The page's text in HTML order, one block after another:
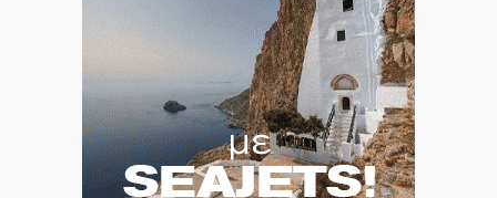
πιλότος του ελικοπτέρου
Ιωακείμειο Γηροκομείο – «Ο Αγιος Κυπριανός»:
Αναστολή εισαγωγών ελλείψει νοσηλευτών
10|08|2026 | 11:30
Οι άνθρωποι του ΠΑΟΚ κοιτάζουν «ζεστά» τον